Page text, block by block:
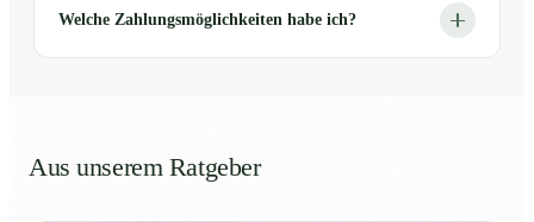
Welche Zahlungsmöglichkeiten habe ich?
Aus unserem Ratgeber